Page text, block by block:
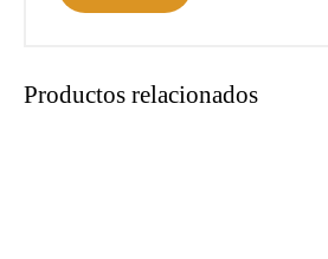
Productos relacionados